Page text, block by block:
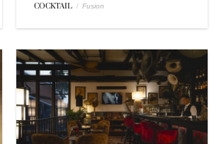
COCKTAIL / Fusion